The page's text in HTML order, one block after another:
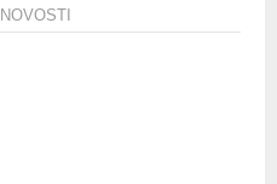
NOVOSTI